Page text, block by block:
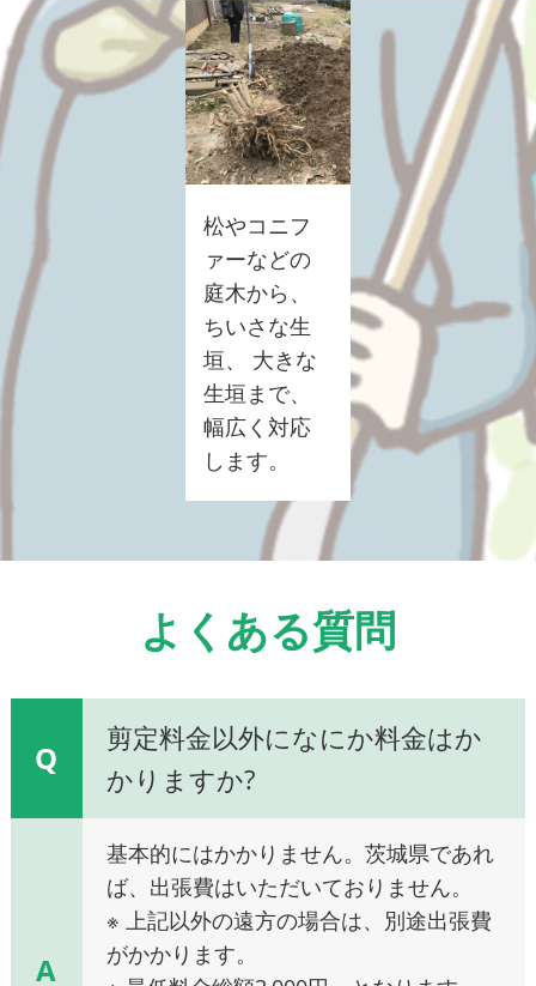
松やコニフ
ァーなどの
庭木から、
ちいさな生
垣、 大きな
生垣まで、
幅広く対応
します。
よくある質問
Q
剪定料金以外になにか料金はか
かりますか?
A
基本的にはかかりません。茨城県であれ
ば、出張費はいただいておりません。
※ 上記以外の遠方の場合は、別途出張費
がかかります。